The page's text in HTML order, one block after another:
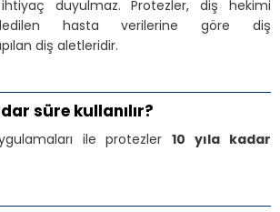
duyulmaz. Protezler, diş hekimi
hasta verilerine göre diş
diş aletleridir.
süre kullanılır?
ile protezler10 yıla kadar